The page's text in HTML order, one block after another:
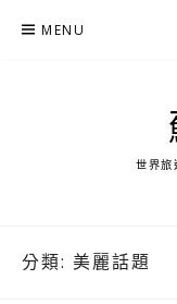
MENU
世界旅
分類: 美麗話題